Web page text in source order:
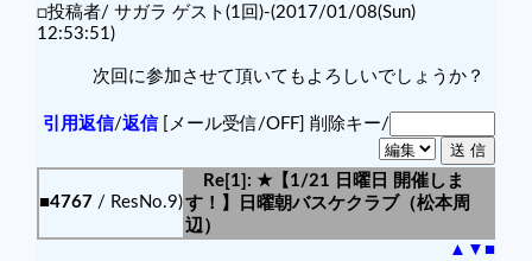
□投稿者/ サガラ ゲスト(1回)-(2017/01/08(Sun)
12:53:51)
次回に参加させて頂いてもよろしいでしょうか？
引用返信/返信[メール受信/OFF] 削除キー/
■4767 / ResNo.9)
Re[1]: ★【1/21 日曜日 開催しま
す！】日曜朝バスケクラブ（松本周
辺）
▲ ▼ ■